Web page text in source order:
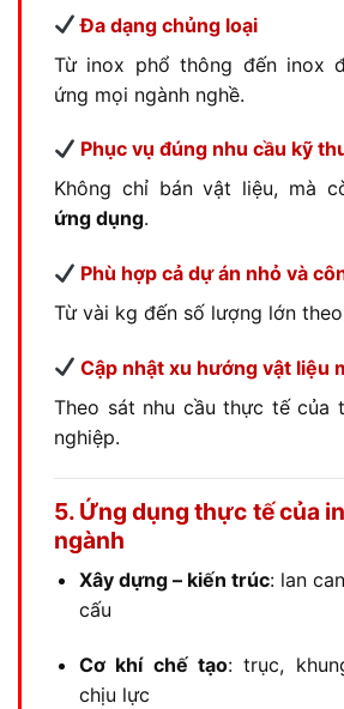
Đa dạng chủng loại
Từ inox phổ thông đến inox
ứng mọi ngành nghề.
Phục vụ đúng nhu cầu kỹ
Không chỉ bán vật liệu, mà
ứng dụng.
Phù hợp cả dự án nhỏ và
Từ vài kg đến số lượng lớn
Cập nhật xu hướng vật liệu
Theo sát nhu cầu thực tế của
nghiệp.
5. Ứng dụng thực tế của
ngành
Xây dựng – kiến trúc: lan
cấu
Cơ khí chế tạo: trục,
chịu lực